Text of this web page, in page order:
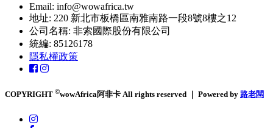
Email: info@wowafrica.tw
地址: 220 新北市板橋區南雅南路一段8號8樓之12
公司名稱: 非索國際股份有限公司
統編: 85126178
隱私權政策
COPYRIGHT ©wowAfrica阿非卡 All rights reserved ｜ Powered by 路老闆